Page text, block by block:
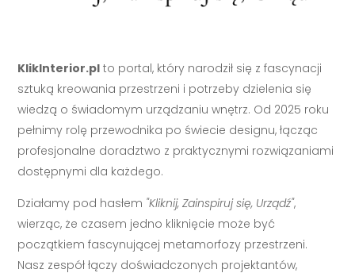
KlikInterior.pl to portal, który narodził się z fascynacji
sztuką kreowania przestrzeni i potrzeby dzielenia się
wiedzą o świadomym urządzaniu wnętrz. Od 2025 roku
pełnimy rolę przewodnika po świecie designu, łącząc
profesjonalne doradztwo z praktycznymi rozwiązaniami
dostępnymi dla każdego.
Działamy pod hasłem "Kliknij, Zainspiruj się, Urządź",
wierząc, że czasem jedno kliknięcie może być
początkiem fascynującej metamorfozy przestrzeni.
Nasz zespół łączy doświadczonych projektantów,